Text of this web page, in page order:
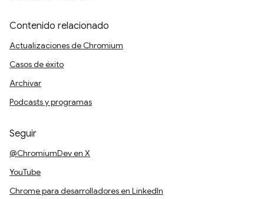
Contenido relacionado
Actualizaciones de Chromium
Casos de éxito
Archivar
Podcasts y programas
Seguir
@ChromiumDev en X
YouTube
Chrome para desarrolladores en LinkedIn